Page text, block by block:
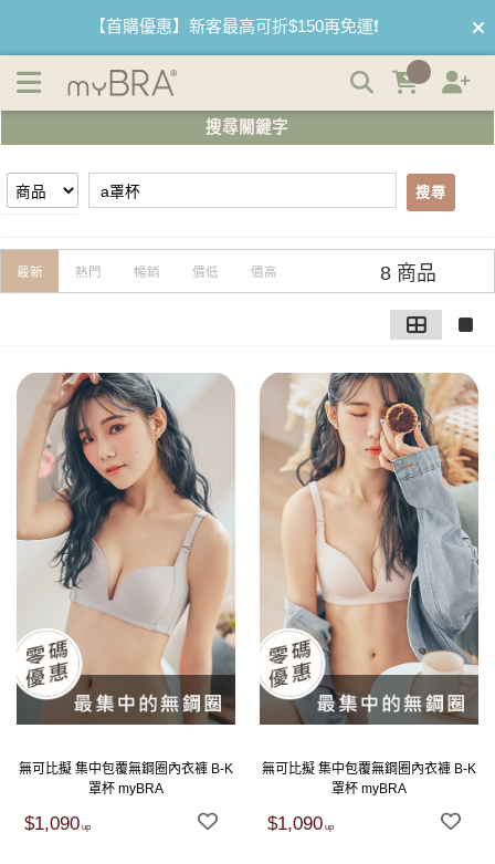
【a罩杯】搜尋結果 | myBRA 最懂妳的內衣品牌
【首購優惠】新客最高可折$150再免運❗
【夏日滿額贈】把衣物壓縮收納袋回家 🌞
【父親節快樂】男內褲5件$999🧔
搜尋關鍵字
搜尋
最新 熱門 暢銷 價低 價高 8 商品
無可比擬 集中包覆無鋼圈內衣褲 B-K
罩杯 myBRA
$1,090
無可比擬 集中包覆無鋼圈內衣褲 B-K
罩杯 myBRA
$1,090